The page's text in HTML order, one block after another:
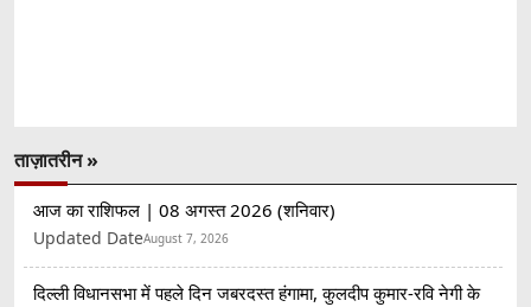
ताज़ातरीन »
आज का राशिफल | 08 अगस्त 2026 (शनिवार)
Updated DateAugust 7, 2026
दिल्ली विधानसभा में पहले दिन जबरदस्त हंगामा, कुलदीप कुमार-रवि नेगी के